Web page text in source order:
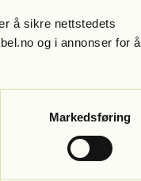
å sikre nettstedets
og i annonser for å
Markedsføring